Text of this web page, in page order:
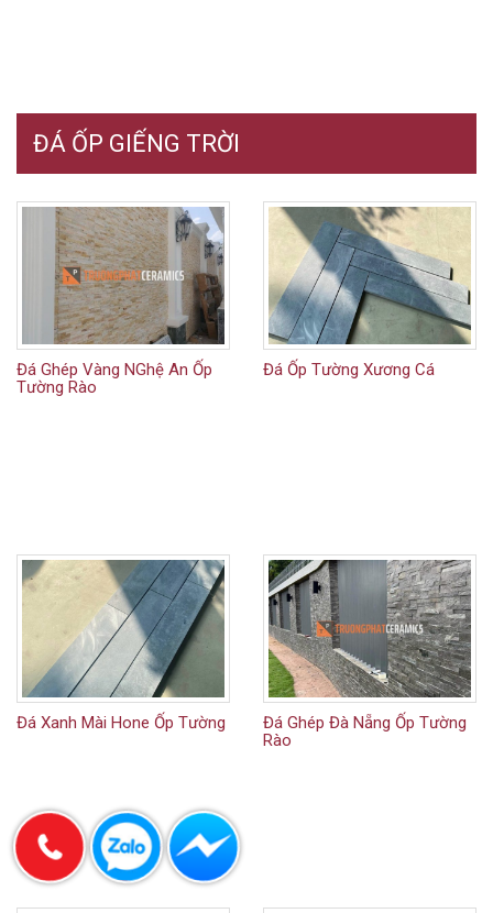
ĐÁ ỐP GIẾNG TRỜI
Đá Ghép Vàng NGhệ An Ốp
Tường Rào
Đá Ốp Tường Xương Cá
Đá Xanh Mài Hone Ốp Tường
Đá Ghép Đà Nẵng Ốp Tường
Rào